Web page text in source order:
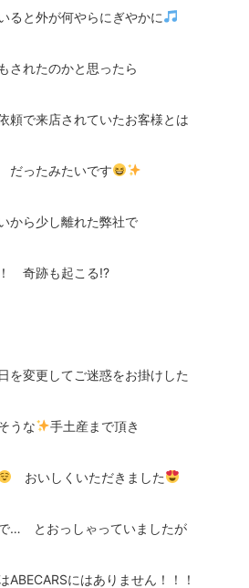
ると外が何やらにぎやかに
されたのかと思ったら
頼で来店されていたお客様とは
だったみたいです
から少し離れた弊社で
奇跡も起こる!?
を変更してご迷惑をお掛けした
うな 手土産まで頂き
おいしくいただきました
… とおっしゃっていましたが
ABECARSにはありません！！！